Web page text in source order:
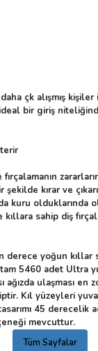
çk alışmış
ideal bir giriş
kırar ve
kuru olduklarında
sahip diş
derece yoğun
5460 adet Ultra
ağızda ulaşması
Kıl yüzeyleri
45 derecelik
mevcuttur.
Tüm Sayfalar